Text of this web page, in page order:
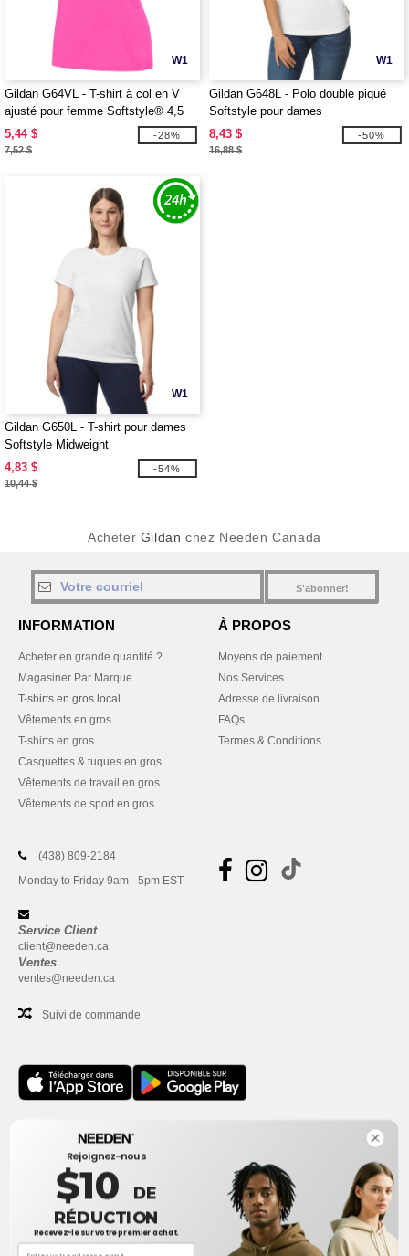
W1
Gildan G64VL - T-shirt à col en V
ajusté pour femme Softstyle® 4,5
oz.
5,44 $
7,52 $
-28%
W1
Gildan G648L - Polo double piqué
Softstyle pour dames
8,43 $
16,88 $
-50%
W1
Gildan G650L - T-shirt pour dames
Softstyle Midweight
4,83 $
10,44 $
-54%
Acheter Gildan chez Needen Canada
S'abonner!
INFORMATION
Acheter en grande quantité ?
Magasiner Par Marque
T-shirts en gros local
Vêtements en gros
T-shirts en gros
Casquettes & tuques en gros
Vêtements de travail en gros
Vêtements de sport en gros
À PROPOS
Moyens de paiement
Nos Services
Adresse de livraison
FAQs
Termes & Conditions
(438) 809-2184
Monday to Friday 9am - 5pm EST
Service Client
client@needen.ca
Ventes
ventes@needen.ca
Suivi de commande
Bureau
One Dundas Street West Suite 2500
Toronto, Ontario, M5G 1Z3
Ceci n'est PAS l'adresse de retour. Pour les retours, voir ici
Bureau
Rejoignez-nous
$10 DE
RÉDUCTION
Recevez-le sur votre premier achat.